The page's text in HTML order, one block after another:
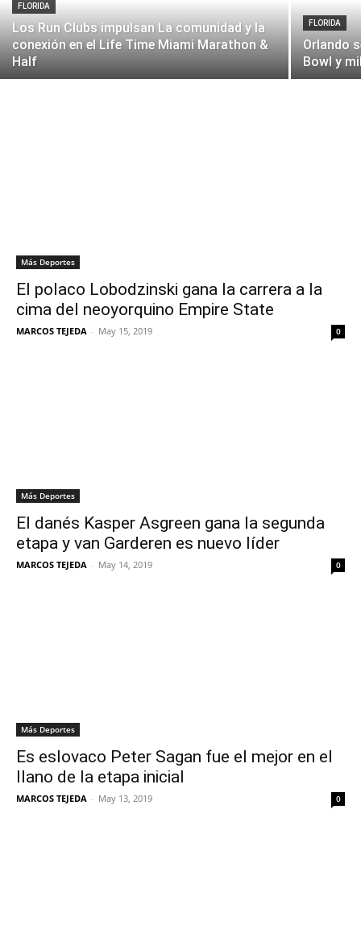
FLORIDA
Los Run Clubs impulsan La comunidad y la
conexión en el Life Time Miami Marathon &
Half
FLORIDA
Orlando
Bowl y
Más Deportes
El polaco Lobodzinski gana la carrera a la
cima del neoyorquino Empire State
MARCOS TEJEDA - May 15, 2019 0
Más Deportes
El danés Kasper Asgreen gana la segunda
etapa y van Garderen es nuevo líder
MARCOS TEJEDA - May 14, 2019 0
Más Deportes
Es eslovaco Peter Sagan fue el mejor en el
llano de la etapa inicial
MARCOS TEJEDA - May 13, 2019 0